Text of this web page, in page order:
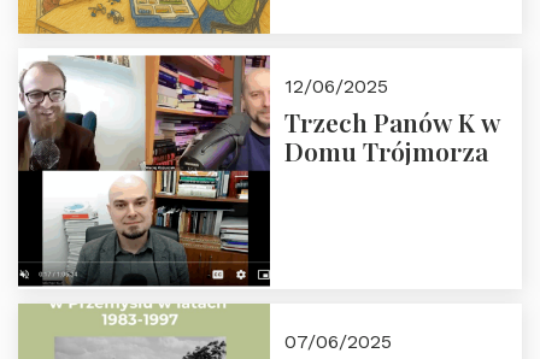
Fundacji
12/06/2025
Trzech Panów K w
Domu Trójmorza
07/06/2025